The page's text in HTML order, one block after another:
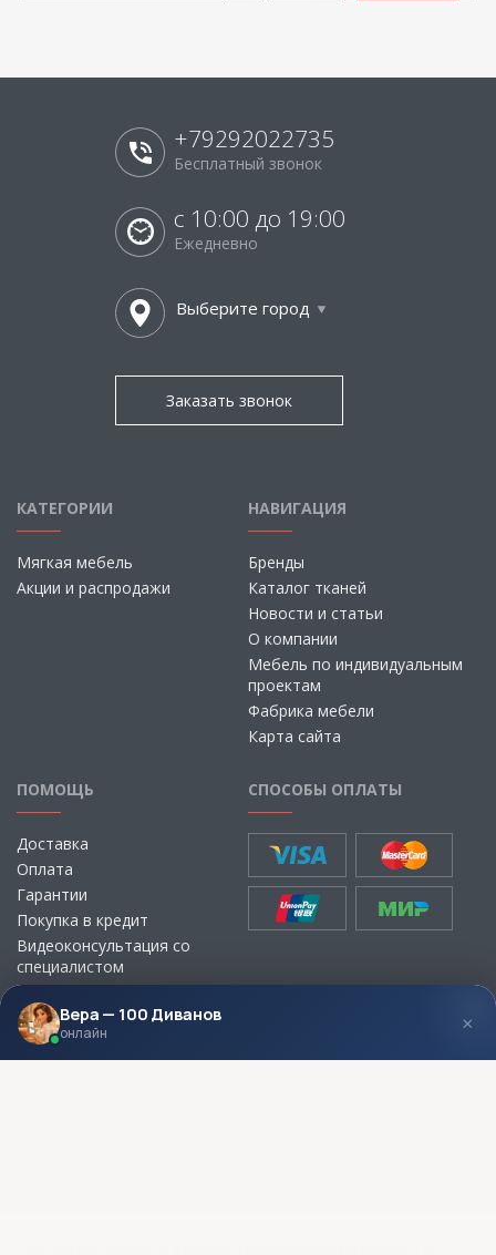
+79292022735
Бесплатный звонок
с 10:00 до 19:00
Ежедневно
Выберите город
Заказать звонок
КАТЕГОРИИ
Мягкая мебель
Акции и распродажи
НАВИГАЦИЯ
Бренды
Каталог тканей
Новости и статьи
О компании
Мебель по индивидуальным
проектам
Фабрика мебели
Карта сайта
ПОМОЩЬ
Доставка
Оплата
Гарантии
Покупка в кредит
Видеоконсультация со
специалистом
Выбор ткани для мебели без
визита в магазин
СПОСОБЫ ОПЛАТЫ
МЫ В СОЦСЕТЯХ КОНТАКТЫ
Вера — 100 Диванов
онлайн ×